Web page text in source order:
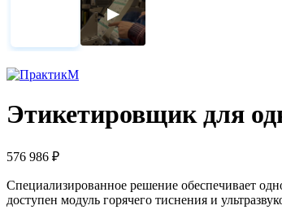
▶
Этикетировщик для
576 986 ₽
Специализированное решение обеспечивает
доступен модуль горячего тиснения и